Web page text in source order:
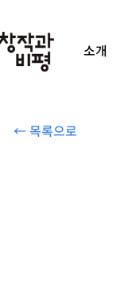
소개
← 목록으로